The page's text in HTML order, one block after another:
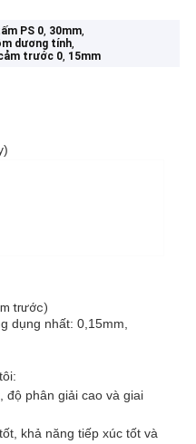
PS 0, 30mm,
dương tính,
trước 0, 15mm
trước)
dụng nhất: 0,15mm,
độ phân giải cao và giai
khả năng tiếp xúc tốt và